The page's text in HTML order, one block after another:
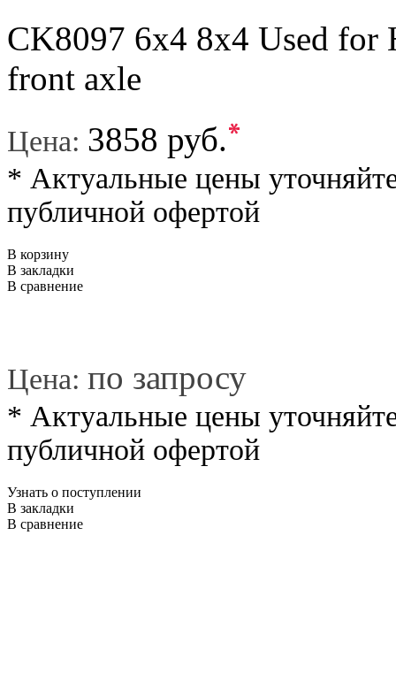
CK8097 6х4 8x4 Used for
front axle
Цена: 3858 руб.*
* Актуальные цены
публичной офертой
В корзину
В закладки
В сравнение
Цена: по запросу
* Актуальные цены
публичной офертой
Узнать о поступлении
В закладки
В сравнение